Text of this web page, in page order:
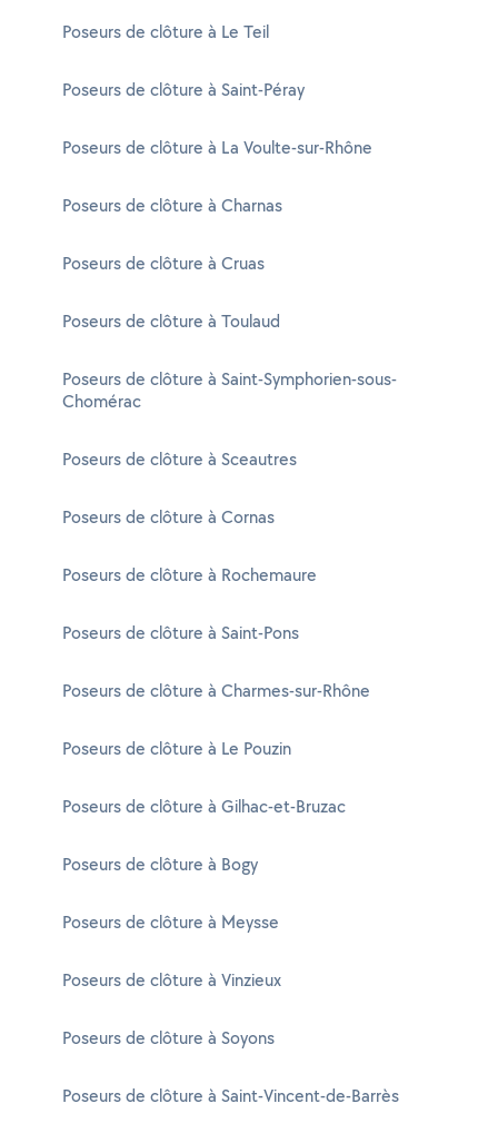
Poseurs de clôture à Le Teil
Poseurs de clôture à Saint-Péray
Poseurs de clôture à La Voulte-sur-Rhône
Poseurs de clôture à Charnas
Poseurs de clôture à Cruas
Poseurs de clôture à Toulaud
Poseurs de clôture à Saint-Symphorien-sous-
Chomérac
Poseurs de clôture à Sceautres
Poseurs de clôture à Cornas
Poseurs de clôture à Rochemaure
Poseurs de clôture à Saint-Pons
Poseurs de clôture à Charmes-sur-Rhône
Poseurs de clôture à Le Pouzin
Poseurs de clôture à Gilhac-et-Bruzac
Poseurs de clôture à Bogy
Poseurs de clôture à Meysse
Poseurs de clôture à Vinzieux
Poseurs de clôture à Soyons
Poseurs de clôture à Saint-Vincent-de-Barrès